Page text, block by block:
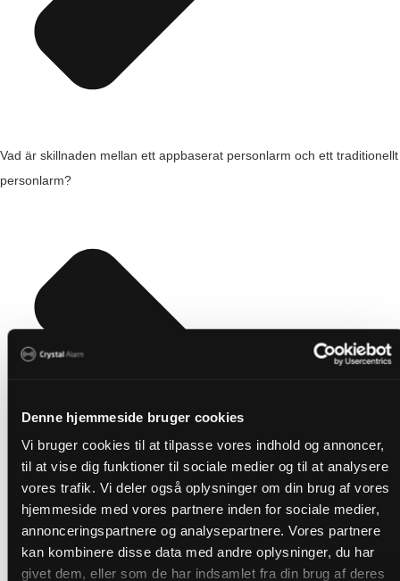
Denne hjemmeside bruger cookies
Vi bruger cookies til at tilpasse vores indhold og annoncer,
til at vise dig funktioner til sociale medier og til at analysere
vores trafik. Vi deler også oplysninger om din brug af vores
hjemmeside med vores partnere inden for sociale medier,
annonceringspartnere og analysepartnere. Vores partnere
kan kombinere disse data med andre oplysninger, du har
givet dem, eller som de har indsamlet fra din brug af deres
Vad är skillnaden mellan ett appbaserat personlarm och ett traditionellt
personlarm?